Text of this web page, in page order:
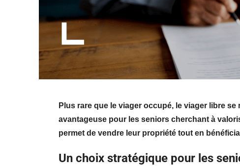
Plus rare que le viager occupé, le viager libre
avantageuse pour les seniors cherchant à
permet de vendre leur propriété tout en
Un choix stratégique pour les